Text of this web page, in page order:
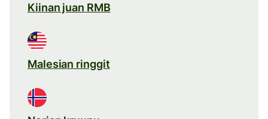
Kiinan juan RMB
Malesian ringgit